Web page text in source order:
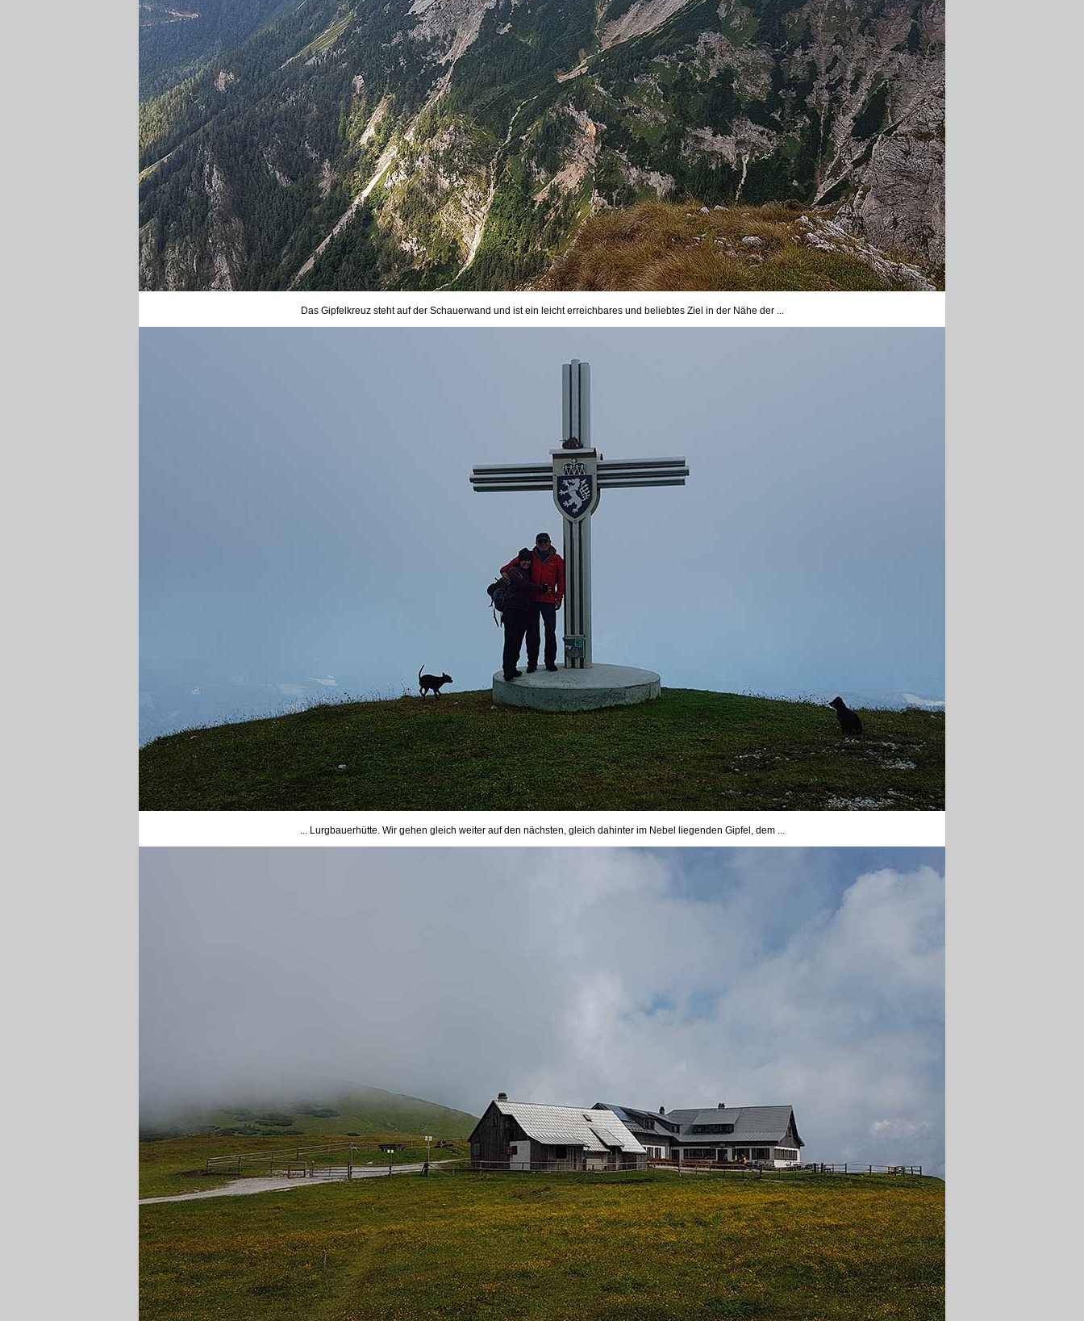
Das Gipfelkreuz steht auf der Schauerwand und ist ein leicht erreichbares und beliebtes Ziel in der Nähe der ...
... Lurgbauerhütte. Wir gehen gleich weiter auf den nächsten, gleich dahinter im Nebel liegenden Gipfel, dem ...